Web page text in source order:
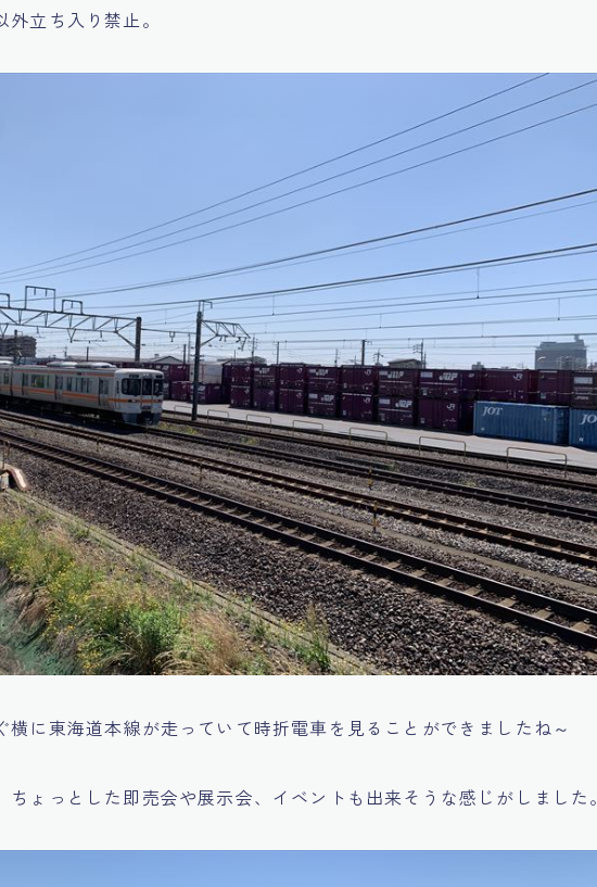
立ち入り禁止。
横に東海道本線が走っていて時折電車を見ることができましたね～
ょっとした即売会や展示会、イベントも出来そうな感じがしました。